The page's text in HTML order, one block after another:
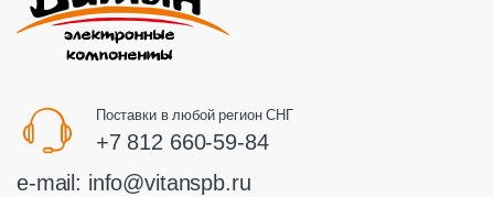
Поставки в любой регион СНГ
+7 812 660-59-84
e-mail: info@vitanspb.ru